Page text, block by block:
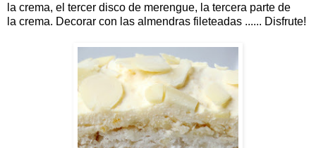
la crema, el tercer disco de merengue, la tercera parte de
la crema. Decorar con las almendras fileteadas ...... Disfrute!